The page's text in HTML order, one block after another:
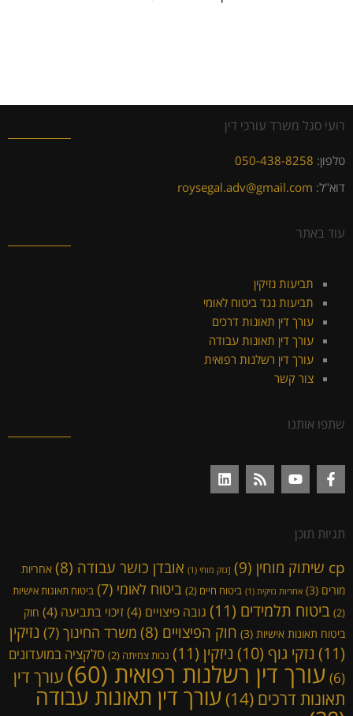
רועי סגל משרד עורכי דין
טלפון: 050-438-8258
דוא"ל: roysegal.adv@gmail.com
עוד באתר
תביעות נזיקין
תביעות נגד ביטוח לאומי
עורך דין תאונות דרכים
עורך דין תאונות עבודה
עורך דין רשלנות רפואית
צור קשר
שתפו אותנו
תגיות תוכן
cp שיתוק מוחין (9) [נזק מוחי (1) אובדן כושר עבודה (8)
אחריות
מורים (3) אחריות נזיקית (1) ביטוח חיים (2) ביטוח לאומי (7)
ביטוח תאונות אישיות
(2)
ביטוח תלמידים (11) גובה פיצויים (4) זיכוי בתביעה (4)
חוק
ביטוח תאונות אישיות (3) חוק הפיצויים (8) משרד החינוך (7)
נזיקין
(11)
נזקי גוף (10) ניזקין (11) נכות צמיתה (2)
סלקציה במועדונים
(6)
עורך דין רשלנות רפואית (60)
עורך דין
תאונות דרכים (14) עורך דין תאונות עבודה